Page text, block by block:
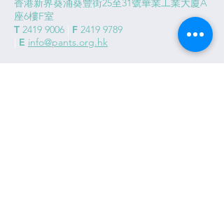
香港新界葵涌葵豐街25至31號華業工業大廈A
座6樓F室
T 2419 9006 F 2419 9789
E info@pants.org.hk